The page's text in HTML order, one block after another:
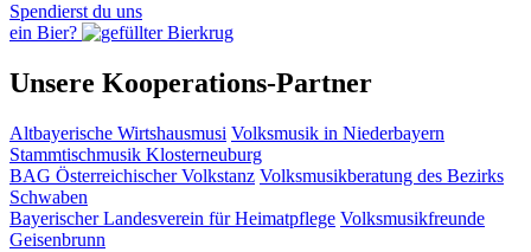
Spendierst du uns
ein Bier?
Unsere Kooperations-Partner
Altbayerische Wirtshausmusi Volksmusik in Niederbayern
Stammtischmusik Klosterneuburg
BAG Österreichischer Volkstanz Volksmusikberatung des Bezirks
Schwaben
Bayerischer Landesverein für Heimatpflege Volksmusikfreunde
Geisenbrunn